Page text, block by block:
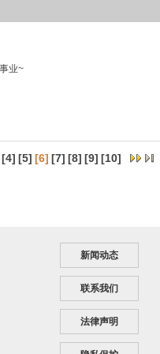
业~
[4] [5] [6] [7] [8] [9] [10]
新闻动态
联系我们
法律声明